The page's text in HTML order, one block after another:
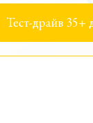
Тест-драйв 35+